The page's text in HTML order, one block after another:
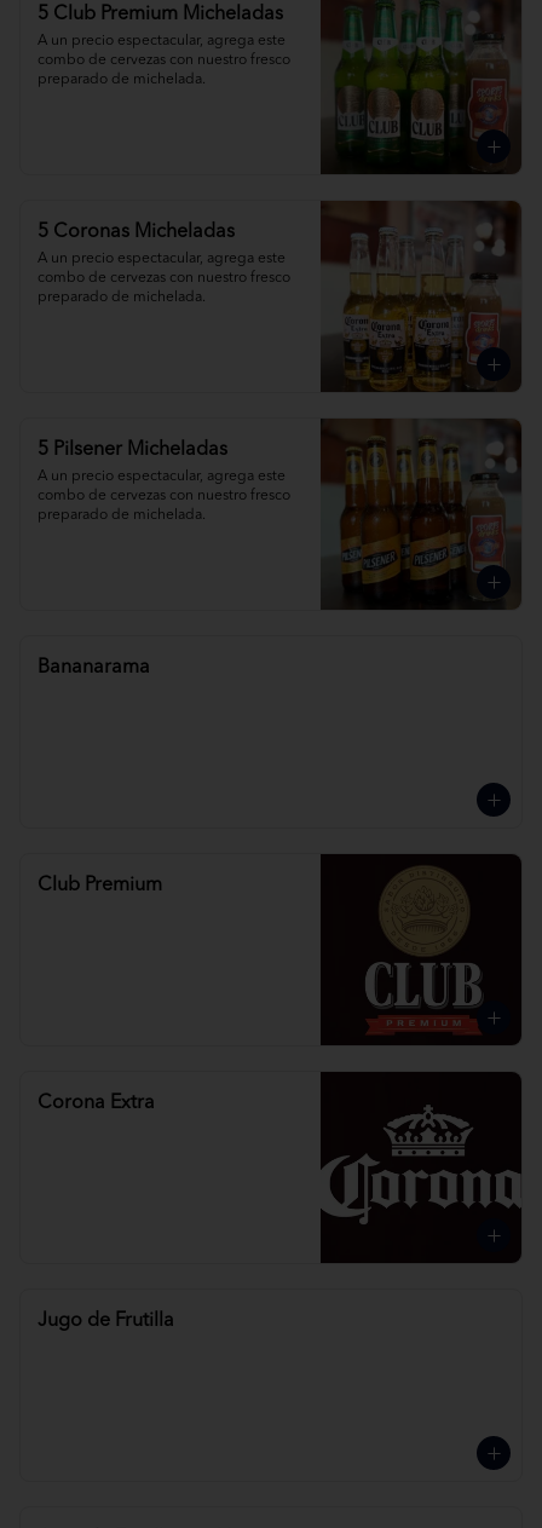
5 Club Premium Micheladas
A un precio espectacular, agrega este
combo de cervezas con nuestro fresco
preparado de michelada.
5 Coronas Micheladas
A un precio espectacular, agrega este
combo de cervezas con nuestro fresco
preparado de michelada.
5 Pilsener Micheladas
A un precio espectacular, agrega este
combo de cervezas con nuestro fresco
preparado de michelada.
Bananarama
Club Premium
Corona Extra
Jugo de Frutilla